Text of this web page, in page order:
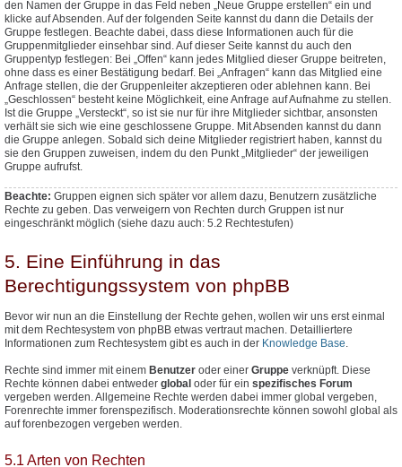
den Namen der Gruppe in das Feld neben „Neue Gruppe erstellen“ ein und
klicke auf Absenden. Auf der folgenden Seite kannst du dann die Details der
Gruppe festlegen. Beachte dabei, dass diese Informationen auch für die
Gruppenmitglieder einsehbar sind. Auf dieser Seite kannst du auch den
Gruppentyp festlegen: Bei „Offen“ kann jedes Mitglied dieser Gruppe beitreten,
ohne dass es einer Bestätigung bedarf. Bei „Anfragen“ kann das Mitglied eine
Anfrage stellen, die der Gruppenleiter akzeptieren oder ablehnen kann. Bei
„Geschlossen“ besteht keine Möglichkeit, eine Anfrage auf Aufnahme zu stellen.
Ist die Gruppe „Versteckt“, so ist sie nur für ihre Mitglieder sichtbar, ansonsten
verhält sie sich wie eine geschlossene Gruppe. Mit Absenden kannst du dann
die Gruppe anlegen. Sobald sich deine Mitglieder registriert haben, kannst du
sie den Gruppen zuweisen, indem du den Punkt „Mitglieder“ der jeweiligen
Gruppe aufrufst.
Beachte: Gruppen eignen sich später vor allem dazu, Benutzern zusätzliche
Rechte zu geben. Das verweigern von Rechten durch Gruppen ist nur
eingeschränkt möglich (siehe dazu auch: 5.2 Rechtestufen)
5. Eine Einführung in das
Berechtigungssystem von phpBB
Bevor wir nun an die Einstellung der Rechte gehen, wollen wir uns erst einmal
mit dem Rechtesystem von phpBB etwas vertraut machen. Detailliertere
Informationen zum Rechtesystem gibt es auch in der Knowledge Base.
Rechte sind immer mit einem Benutzer oder einer Gruppe verknüpft. Diese
Rechte können dabei entweder global oder für ein spezifisches Forum
vergeben werden. Allgemeine Rechte werden dabei immer global vergeben,
Forenrechte immer forenspezifisch. Moderationsrechte können sowohl global als
auf forenbezogen vergeben werden.
5.1 Arten von Rechten